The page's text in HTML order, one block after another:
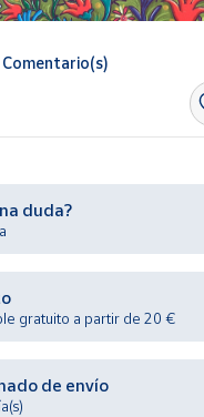
Comentario(s)
duda?
gratuito a partir de 20 €
de envío